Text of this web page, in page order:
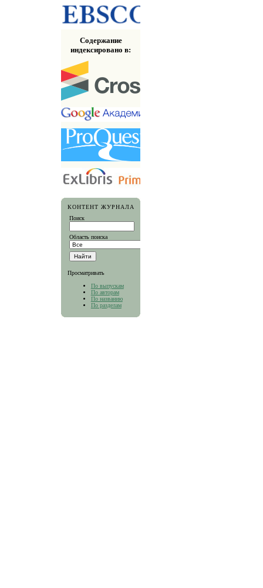
Содержание
индексировано в:
КОНТЕНТ ЖУРНАЛА
Поиск
Область поиска
Просматривать
По выпускам
По авторам
По названию
По разделам